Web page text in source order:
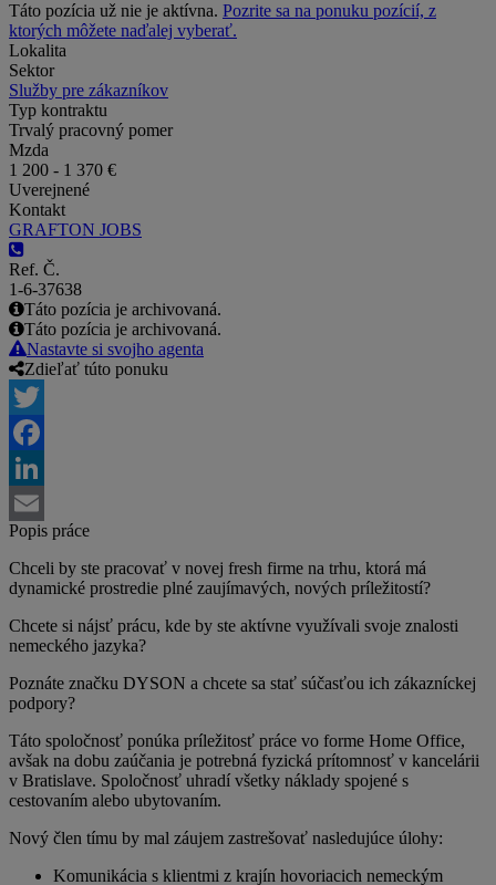
Táto pozícia už nie je aktívna. Pozrite sa na ponuku pozícií, z
ktorých môžete naďalej vyberať.
Lokalita
Sektor
Služby pre zákazníkov
Typ kontraktu
Trvalý pracovný pomer
Mzda
1 200 - 1 370 €
Uverejnené
Kontakt
GRAFTON JOBS
Ref. Č.
1-6-37638
Táto pozícia je archivovaná.
Táto pozícia je archivovaná.
Nastavte si svojho agenta
Zdieľať túto ponuku
Twitter
Facebook
LinkedIn
Email
Popis práce
Chceli by ste pracovať v novej fresh firme na trhu, ktorá má
dynamické prostredie plné zaujímavých, nových príležitostí?
Chcete si nájsť prácu, kde by ste aktívne využívali svoje znalosti
nemeckého jazyka?
Poznáte značku DYSON a chcete sa stať súčasťou ich zákazníckej
podpory?
Táto spoločnosť ponúka príležitosť práce vo forme Home Office,
avšak na dobu zaúčania je potrebná fyzická prítomnosť v kancelárii
v Bratislave. Spoločnosť uhradí všetky náklady spojené s
cestovaním alebo ubytovaním.
Nový člen tímu by mal záujem zastrešovať nasledujúce úlohy:
Komunikácia s klientmi z krajín hovoriacich nemeckým